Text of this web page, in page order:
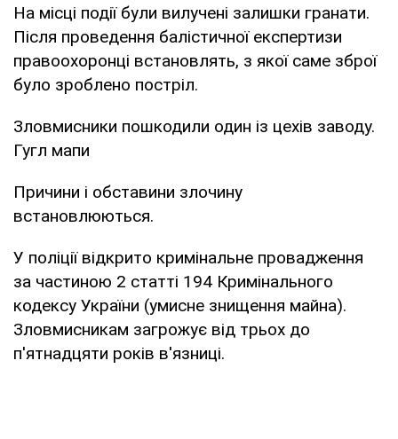
На місці події були вилучені залишки гранати.
Після проведення балістичної експертизи
правоохоронці встановлять, з якої саме зброї
було зроблено постріл.
Зловмисники пошкодили один із цехів заводу.
Гугл мапи
Причини і обставини злочину
встановлюються.
У поліції відкрито кримінальне провадження
за частиною 2 статті 194 Кримінального
кодексу України (умисне знищення майна).
Зловмисникам загрожує від трьох до
п'ятнадцяти років в'язниці.